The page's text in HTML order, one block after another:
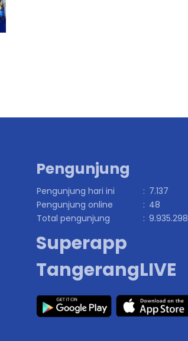
Pengunjung
Pengunjung hari ini : 7.137
Pengunjung online
: 48
Total pengunjung
: 9.935.298
Superapp
TangerangLIVE